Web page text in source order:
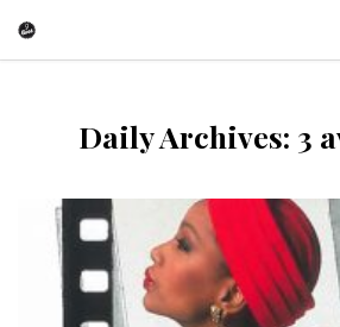
Daily Archives: 3